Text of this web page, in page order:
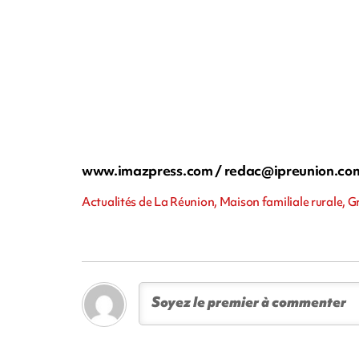
www.imazpress.com /
Actualités de La Réunion, Maison familiale rurale,